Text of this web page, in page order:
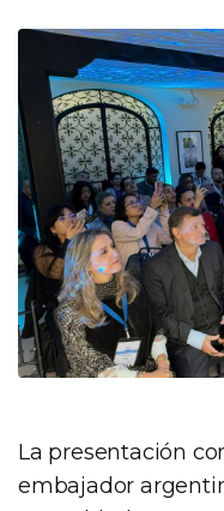
La presentación
embajador